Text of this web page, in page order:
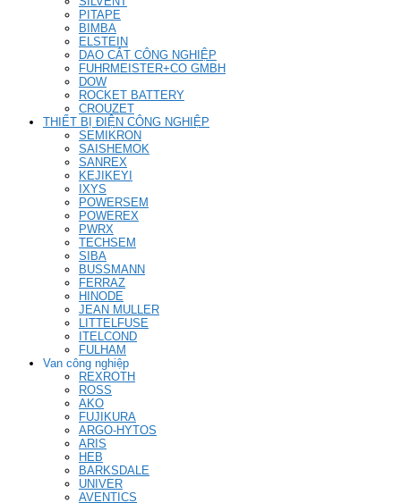
PITAPE
BIMBA
ELSTEIN
DAO CẮT CÔNG NGHIỆP
FUHRMEISTER+CO GMBH
DOW
ROCKET BATTERY
CROUZET
THIẾT BỊ ĐIỆN CÔNG NGHIỆP
SEMIKRON
SAISHEMOK
SANREX
KEJIKEYI
IXYS
POWERSEM
POWEREX
PWRX
TECHSEM
SIBA
BUSSMANN
FERRAZ
HINODE
JEAN MULLER
LITTELFUSE
ITELCOND
FULHAM
Van công nghiệp
REXROTH
ROSS
AKO
FUJIKURA
ARGO-HYTOS
ARIS
HEB
BARKSDALE
UNIVER
AVENTICS